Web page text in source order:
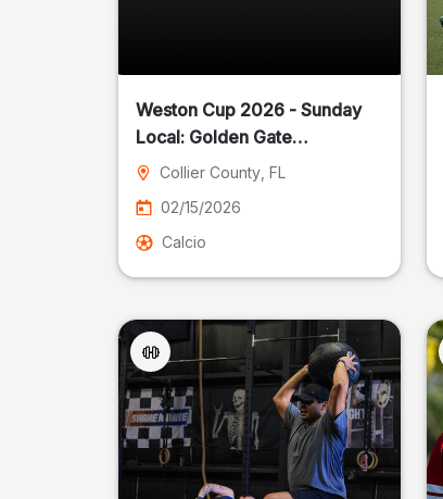
Weston Cup 2026 - Sunday
Local: Golden Gate
Community Park
Collier County , FL
02/15/2026
Calcio